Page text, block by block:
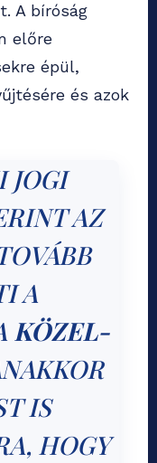
A bíróság
előre
épül,
és azok
JOGI
AZ
A
KÖZEL-
IS
HOGY